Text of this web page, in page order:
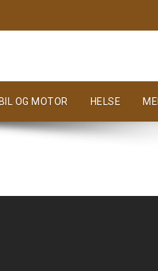
BIL OG MOTOR HELSE